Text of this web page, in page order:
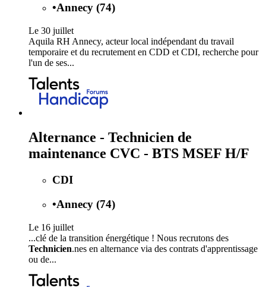
•Annecy (74)
Le 30 juillet
Aquila RH Annecy, acteur local indépendant du travail
temporaire et du recrutement en CDD et CDI, recherche pour
l'un de ses...
Alternance - Technicien de
maintenance CVC - BTS MSEF H/F
CDI
•Annecy (74)
Le 16 juillet
...clé de la transition énergétique ! Nous recrutons des
Technicien.nes en alternance via des contrats d'apprentissage
ou de...